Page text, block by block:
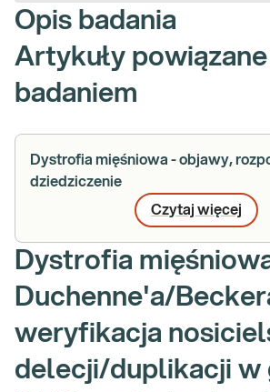
Opis badania
Artykuły
badaniem
Dystrofia mięśniowa - objawy,
dziedziczenie
Czytaj więcej
Dystrofia
Duchenne'a/
weryfikacja
delecji/duplikacji w